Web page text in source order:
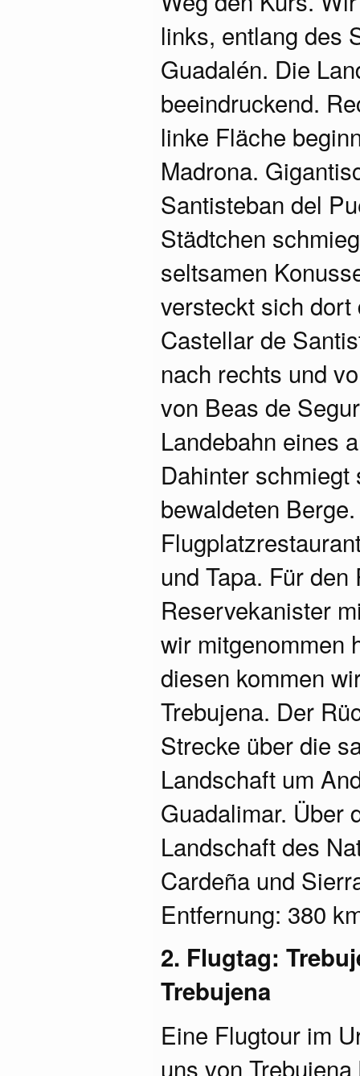
links, entlang des
Guadalén. Die
beeindruckend.
linke Fläche
Madrona.
Santisteban del
Städtchen
seltsamen
versteckt sich
Castellar de
nach rechts und
von Beas de
Landebahn eines
Dahinter
bewaldeten
und Tapa. Für
Reservekanister
wir mitgenommen
diesen kommen
Trebujena. Der
Strecke über die
Landschaft um
Guadalimar. Über
Landschaft des
Cardeña und
Entfernung: 380
2. Flugtag:
Trebujena
Eine Flugtour im
uns von